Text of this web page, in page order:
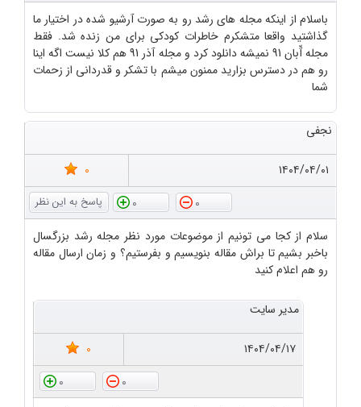
باسلام از اینکه مجله های رشد رو به صورت آرشیو شده در اختیار ما
گذاشتید واقعا متشکرم خاطرات کودکی برای من زنده شد. فقط
مجله آّبان 91 نمیشه دانلود کرد و مجله آذر 91 هم کلا نیست اگه اینا
رو هم در دسترس بزارید ممنون میشم با تشکر و قدردانی از زحمات
شما
نجفی
۱۴۰۴/۰۴/۰۱
0
0
0
سلام از کجا می تونیم از موضوعات مورد نظر مجله رشد بزرگسال
باخبر بشیم تا براش مقاله بنویسیم و بفرستیم؟ و زمان ارسال مقاله
رو هم اعلام کنید
مدیر سایت
۱۴۰۴/۰۴/۱۷
0
0
0